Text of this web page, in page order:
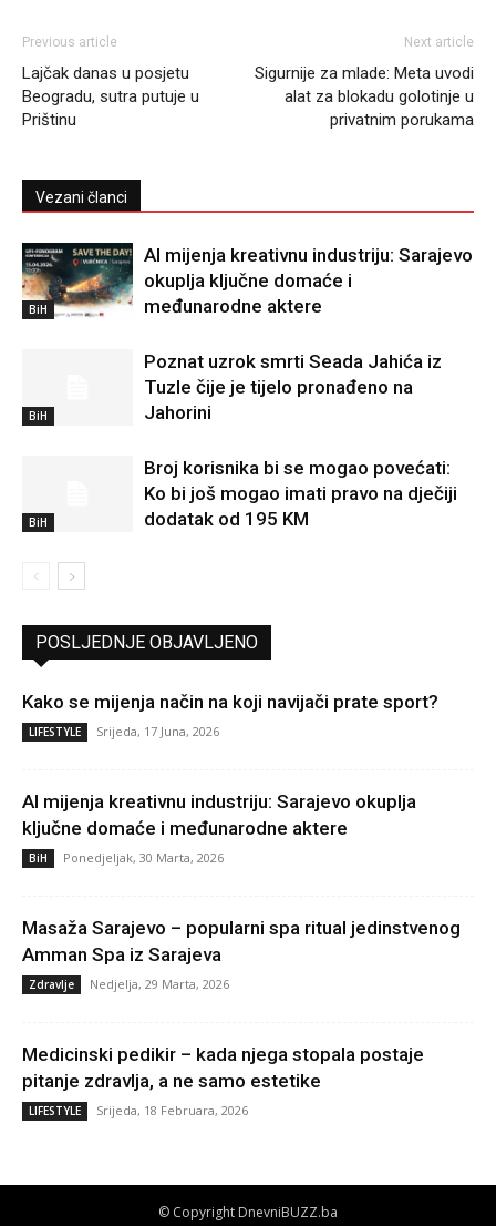
Previous article
Lajčak danas u posjetu
Beogradu, sutra putuje u
Prištinu
Next article
Sigurnije za mlade: Meta uvodi
alat za blokadu golotinje u
privatnim porukama
Vezani članci
BiH
AI mijenja kreativnu industriju: Sarajevo
okuplja ključne domaće i
međunarodne aktere
BiH
Poznat uzrok smrti Seada Jahića iz
Tuzle čije je tijelo pronađeno na
Jahorini
BiH
Broj korisnika bi se mogao povećati:
Ko bi još mogao imati pravo na dječiji
dodatak od 195 KM
POSLJEDNJE OBJAVLJENO
Kako se mijenja način na koji navijači prate sport?
LIFESTYLE Srijeda, 17 Juna, 2026
AI mijenja kreativnu industriju: Sarajevo okuplja
ključne domaće i međunarodne aktere
BiH Ponedjeljak, 30 Marta, 2026
Masaža Sarajevo – popularni spa ritual jedinstvenog
Amman Spa iz Sarajeva
Zdravlje Nedjelja, 29 Marta, 2026
Medicinski pedikir – kada njega stopala postaje
pitanje zdravlja, a ne samo estetike
LIFESTYLE Srijeda, 18 Februara, 2026
© Copyright DnevniBUZZ.ba